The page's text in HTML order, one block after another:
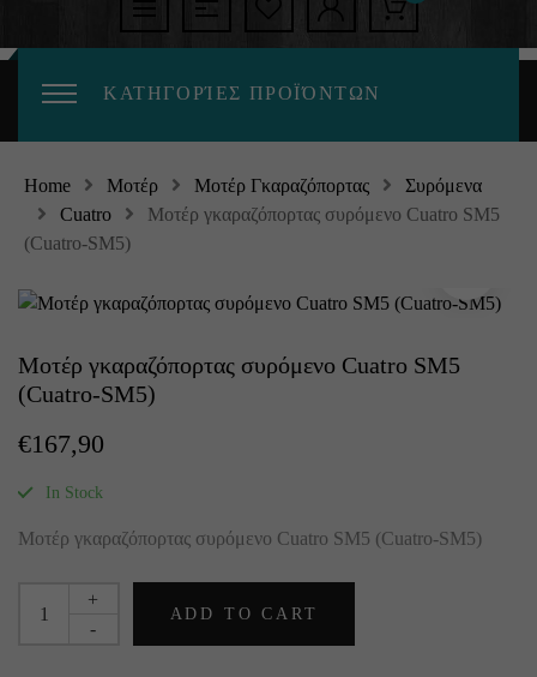
ΚΑΤΗΓΟΡΊΕΣ ΠΡΟΪΌΝΤΩΝ
Home Μοτέρ Μοτέρ Γκαραζόπορτας
Συρόμενα
Cuatro
Μοτέρ γκαραζόπορτας συρόμενο Cuatro SM5
(Cuatro-SM5)
Μοτέρ γκαραζόπορτας συρόμενο Cuatro SM5
(Cuatro-SM5)
€167,90
In Stock
Μοτέρ γκαραζόπορτας συρόμενο Cuatro SM5 (Cuatro-SM5)
-
+
ADD TO CART